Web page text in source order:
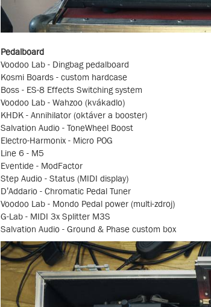
Pedalboard
Voodoo Lab - Dingbag pedalboard
Kosmi Boards - custom hardcase
Boss - ES-8 Effects Switching system
Voodoo Lab - Wahzoo (kvákadlo)
KHDK - Annihilator (oktáver a booster)
Salvation Audio - ToneWheel Boost
Electro-Harmonix - Micro POG
Line 6 - M5
Eventide - ModFactor
Step Audio - Status (MIDI display)
D’Addario - Chromatic Pedal Tuner
Voodoo Lab - Mondo Pedal power (multi-zdroj)
G-Lab - MIDI 3x Splitter M3S
Salvation Audio - Ground & Phase custom box